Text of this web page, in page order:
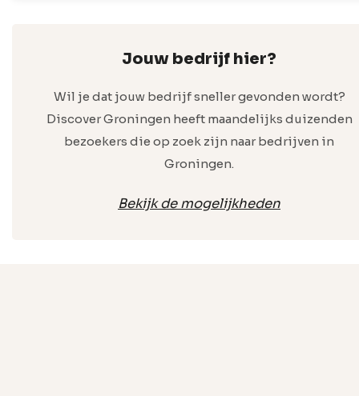
Jouw bedrijf hier?
Wil je dat jouw bedrijf sneller gevonden wordt?
Discover Groningen heeft maandelijks duizenden
bezoekers die op zoek zijn naar bedrijven in
Groningen.
Bekijk de mogelijkheden